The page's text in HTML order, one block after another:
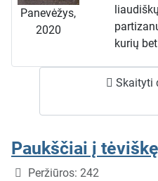
Panevėžys,
2020
kurių
daug ir
rūmų
Skaityti
Paukščiai į
Išsami informacija
Peržiūros: 242